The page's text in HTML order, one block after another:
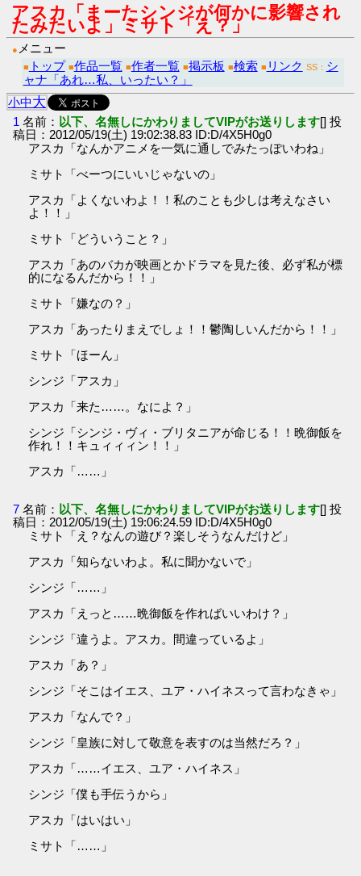
アスカ「まーたシンジが何かに影響され
たみたいよ」ミサト「え？」
● メニュー
■ トップ ■作品一覧 ■作者一覧 ■掲示板 ■検索 ■ リンク SS： シ
ャナ「あれ…私、いったい？」
小中大
1 名前： 以下、名無しにかわりましてVIPがお送りします[] 投
稿日：2012/05/19(土) 19:02:38.83 ID:D/4X5H0g0
アスカ「なんかアニメを一気に通しでみたっぽいわね」
ミサト「べーつにいいじゃないの」
アスカ「よくないわよ！！私のことも少しは考えなさい
よ！！」
ミサト「どういうこと？」
アスカ「あのバカが映画とかドラマを見た後、必ず私が標
的になるんだから！！」
ミサト「嫌なの？」
アスカ「あったりまえでしょ！！鬱陶しいんだから！！」
ミサト「ほーん」
シンジ「アスカ」
アスカ「来た……。なによ？」
シンジ「シンジ・ヴィ・ブリタニアが命じる！！晩御飯を
作れ！！キュィィィン！！」
アスカ「……」
7 名前： 以下、名無しにかわりましてVIPがお送りします[] 投
稿日：2012/05/19(土) 19:06:24.59 ID:D/4X5H0g0
ミサト「え？なんの遊び？楽しそうなんだけど」
アスカ「知らないわよ。私に聞かないで」
シンジ「……」
アスカ「えっと……晩御飯を作ればいいわけ？」
シンジ「違うよ。アスカ。間違っているよ」
アスカ「あ？」
シンジ「そこはイエス、ユア・ハイネスって言わなきゃ」
アスカ「なんで？」
シンジ「皇族に対して敬意を表すのは当然だろ？」
アスカ「……イエス、ユア・ハイネス」
シンジ「僕も手伝うから」
アスカ「はいはい」
ミサト「……」